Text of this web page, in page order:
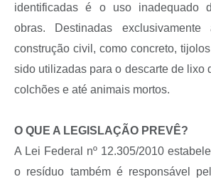
identificadas é o uso inadequado
obras. Destinadas
construção civil, como concreto,
sido utilizadas para o descarte de lixo
colchões e até animais mortos.
O QUE A LEGISLAÇÃO PREVÊ?
A Lei Federal nº 12.305/2010
o resíduo também é responsável